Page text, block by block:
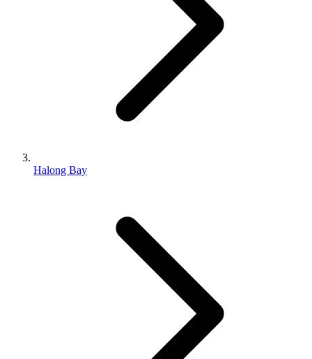
Halong Bay